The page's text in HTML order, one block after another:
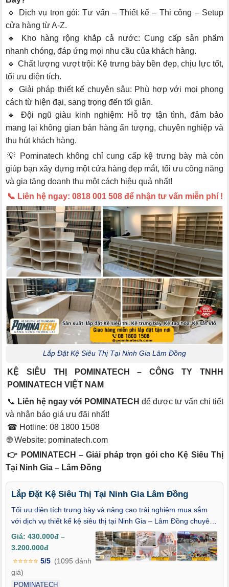
🔹 Dịch vụ trọn gói: Tư vấn – Thiết kế – Thi công – Setup
cửa hàng từ A-Z.
🔹 Kho hàng rộng khắp cả nước: Cung cấp sản phẩm
nhanh chóng, đáp ứng mọi nhu cầu của khách hàng.
🔹 Chất lượng vượt trội: Kệ trưng bày bền đẹp, chịu lực tốt,
tối ưu diện tích.
🔹 Giải pháp thiết kế chuyên sâu: Phù hợp với mọi phong
cách từ hiện đại, sang trọng đến tối giản.
🔹 Đội ngũ giàu kinh nghiệm: Hỗ trợ tận tình, đảm bảo
mang lại không gian bán hàng ấn tượng, chuyên nghiệp và
thu hút khách hàng.
💡 Pominatech không chỉ cung cấp kệ trưng bày mà còn
giúp bạn xây dựng một cửa hàng đẹp mắt, tối ưu công năng
và gia tăng doanh thu một cách hiệu quả nhất!
📞 Liên hệ ngay: 0818 001 508 để nhận tư vấn miễn phí !
Lắp Đặt Kệ Siêu Thị Tại Ninh Gia Lâm Đồng
KỆ SIÊU THỊ POMINATECH – CÔNG TY TNHH
POMINATECH VIỆT NAM
📞 Liên hệ ngay với POMINATECH để được tư vấn chi tiết
và nhận báo giá ưu đãi nhất!
☎ Hotline: 08 1800 1508
🌐 Website: pominatech.com
👉 POMINATECH – Giải pháp trọn gói cho Kệ Siêu Thị
Tại Ninh Gia – Lâm Đồng
Lắp Đặt Kệ Siêu Thị Tại Ninh Gia Lâm Đồng
Tối ưu diện tích trưng bày và nâng cao trải nghiệm mua sắm
với dịch vụ thiết kế kệ siêu thị tại Ninh Gia – Lâm Đồng chuyên
nghiệp, cá nhân hóa theo từng mặt bằng. Quy trình lắp đặt kệ
siêu thị tại Ninh Gia – Lâm Đồng nhanh chóng, đúng tiến độ,
hạn chế tối đa ảnh hưởng đến hoạt động kinh doanh. Kệ
module hiện đại, linh hoạt bố trí – phù hợp với mọi loại hình từ
tạp hóa nhỏ đến siêu thị mini. Thi công kệ siêu thị tại Ninh Gia –
Giá: 430.000đ –
3.200.000đ
⭐⭐⭐⭐⭐ 5/5 (1095 đánh
giá)
POMINATECH